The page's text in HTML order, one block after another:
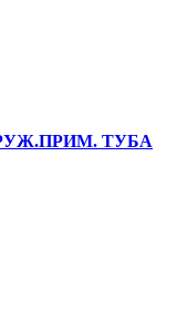
ТУБА